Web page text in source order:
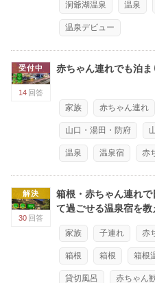
洞爺湖温泉 温泉
温泉デビュー
受付中
14 回答
赤ちゃん連れでも泊
家族 赤ちゃん連れ
山口・湯田・防府
温泉 温泉宿 赤
解決
30 回答
箱根・赤ちゃん連れ
て過ごせる温泉宿を教
家族 子連れ 赤
箱根 箱根 箱根
貸切風呂 赤ちゃん